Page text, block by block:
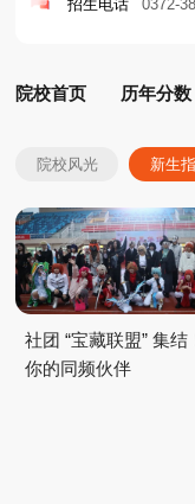
招生电话 0372-
院校首页 历年分数
院校风光 新生
社团 “宝藏联盟” 集结
你的同频伙伴